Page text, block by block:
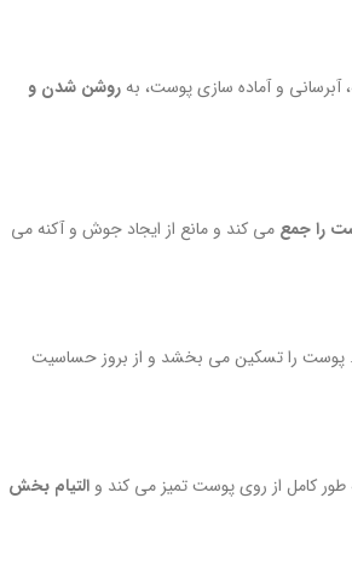
آبرسانی و آماده سازی پوست، بهروشن شدن و
را جمع می کند و مانع از ایجاد جوش و آکنه می
پوست را تسکین می بخشد و از بروز حساسیت
طور کامل از روی پوست تمیز می کند والتیام بخش